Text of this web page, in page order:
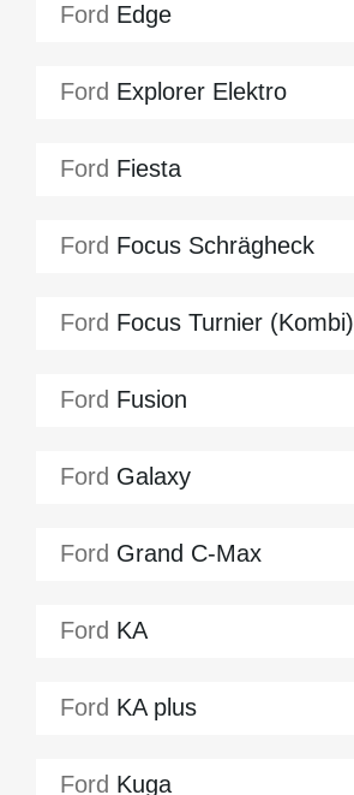
Ford Edge
Ford Explorer Elektro
Ford Fiesta
Ford Focus Schrägheck
Ford Focus Turnier (Kombi)
Ford Fusion
Ford Galaxy
Ford Grand C-Max
Ford KA
Ford KA plus
Ford Kuga